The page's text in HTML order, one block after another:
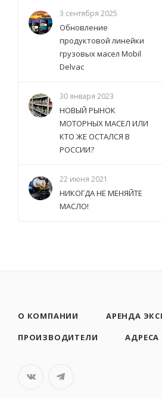
3 сентября 2025
Обновление
продуктовой линейки
грузовых масел Mobil
Delvac
30 января 2023
НОВЫЙ РЫНОК
МОТОРНЫХ МАСЕЛ ИЛИ
КТО ЖЕ ОСТАЛСЯ В
РОССИИ?
22 июня 2021
НИКОГДА НЕ МЕНЯЙТЕ
МАСЛО!
О КОМПАНИИ АРЕНДА
ПРОИЗВОДИТЕЛИ
АДРЕСА